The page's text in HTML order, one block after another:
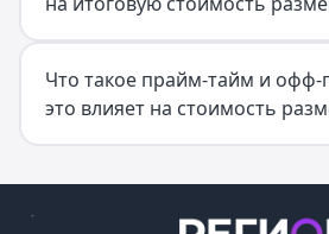
Что такое прайм-тайм и офф-
это влияет на стоимость